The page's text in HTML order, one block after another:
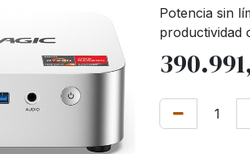
Potencia sin
productividad